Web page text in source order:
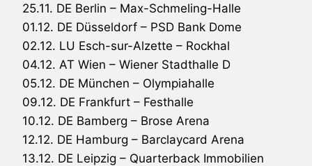
25.11. DE Berlin – Max-Schmeling-Halle
01.12. DE Düsseldorf – PSD Bank Dome
02.12. LU Esch-sur-Alzette – Rockhal
04.12. AT Wien – Wiener Stadthalle D
05.12. DE München – Olympiahalle
09.12. DE Frankfurt – Festhalle
10.12. DE Bamberg – Brose Arena
12.12. DE Hamburg – Barclaycard Arena
13.12. DE Leipzig – Quarterback Immobilien